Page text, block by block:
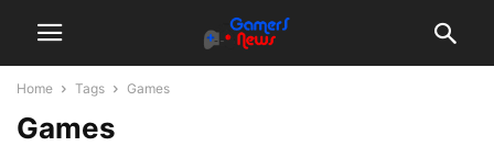
Home Tags Games
Games